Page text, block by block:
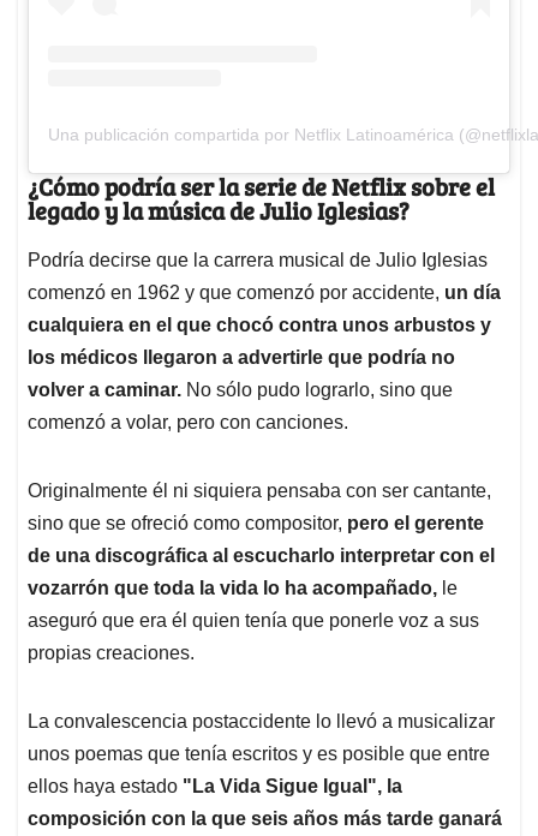
Una publicación compartida por Netflix Latinoamérica
¿Cómo podría ser la serie de Netflix sobre el
legado y la música de Julio Iglesias?
Podría decirse que la carrera musical de Julio Iglesias
comenzó en 1962 y que comenzó por accidente, un día
cualquiera en el que chocó contra unos arbustos y
los médicos llegaron a advertirle que podría no
volver a caminar. No sólo pudo lograrlo, sino que
comenzó a volar, pero con canciones.
Originalmente él ni siquiera pensaba con ser cantante,
sino que se ofreció como compositor, pero el gerente
de una discográfica al escucharlo interpretar con el
vozarrón que toda la vida lo ha acompañado, le
aseguró que era él quien tenía que ponerle voz a sus
propias creaciones.
La convalescencia postaccidente lo llevó a musicalizar
unos poemas que tenía escritos y es posible que entre
ellos haya estado "La Vida Sigue Igual", la
composición con la que seis años más tarde ganará